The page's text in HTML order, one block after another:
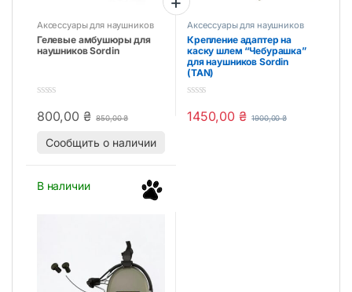
Аксессуары для наушников
Гелевые амбушюры для
наушников Sordin
o
800,00 ₴ 850,00₴
Сообщить о наличии
Аксессуары для наушников
Крепление адаптер на
каску шлем “Чебурашка”
для наушников Sordin
(TAN)
o1450,00 ₴ 1900,00₴
В наличии